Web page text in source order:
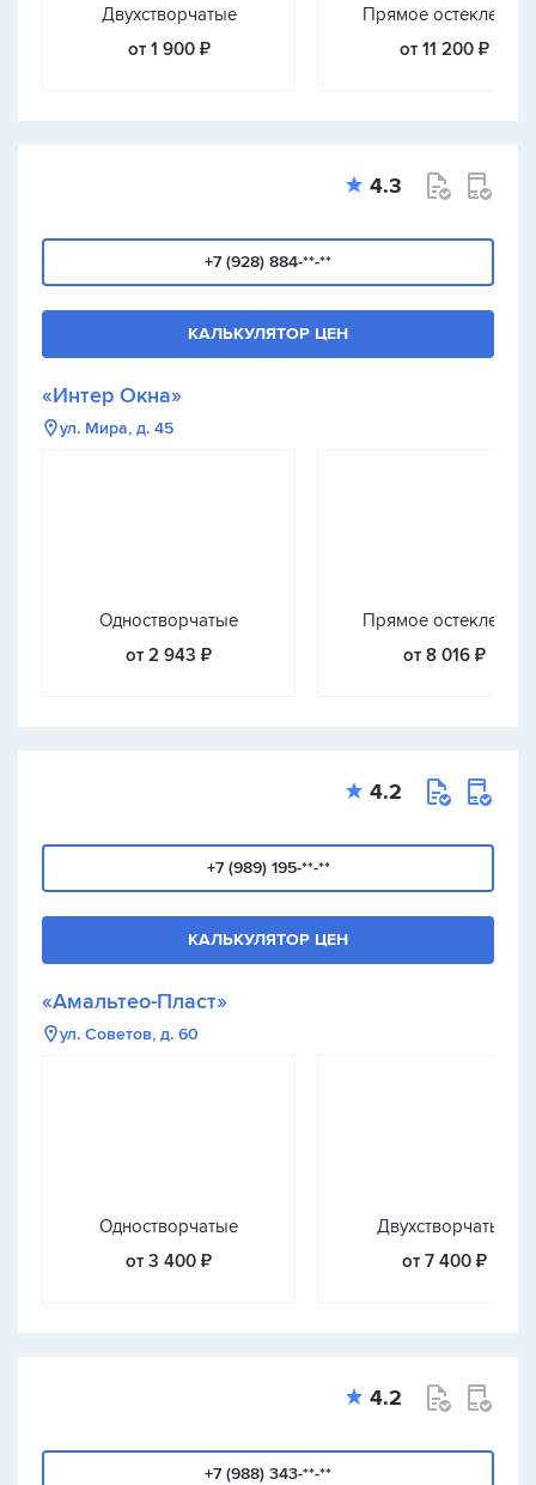
Двухстворчатые
от 1 900 ₽
Прямое остекление
от 11 200 ₽
4.3
+7 (928) 884-**-**
КАЛЬКУЛЯТОР ЦЕН
«Интер Окна»
ул. Мира, д. 45
Одностворчатые
от 2 943 ₽
Прямое остекление
от 8 016 ₽
4.2
+7 (989) 195-**-**
КАЛЬКУЛЯТОР ЦЕН
«Амальтео-Пласт»
ул. Советов, д. 60
Одностворчатые
от 3 400 ₽
Двухстворчатые
от 7 400 ₽
4.2
+7 (988) 343-**-**